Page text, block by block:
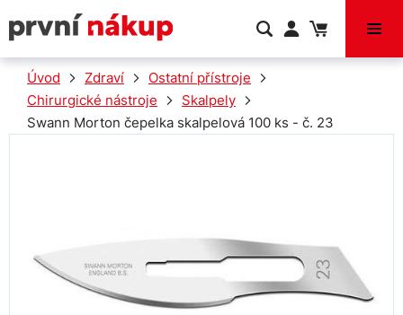
VÝPRODEJ
Úvod Zdraví
Ostatní přístroje
Chirurgické nástroje
Skalpely
Swann Morton čepelka skalpelová 100 ks - č. 23